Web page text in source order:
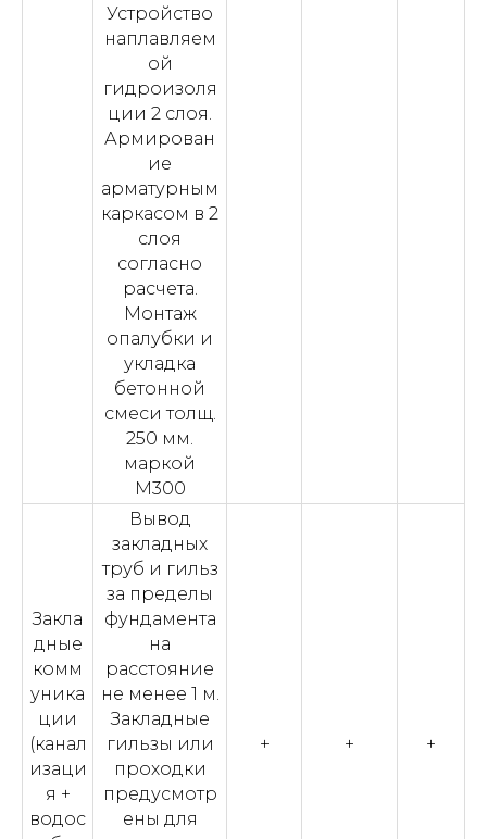
Устройство
наплавляем
ой
гидроизоля
ции 2 слоя.
Армирован
ие
арматурным
каркасом в 2
слоя
согласно
расчета.
Монтаж
опалубки и
укладка
бетонной
смеси толщ.
250 мм.
маркой
М300
Закла
дные
комм
уника
ции
(канал
изаци
я +
водос
Вывод
закладных
труб и гильз
за пределы
фундамента
на
расстояние
не менее 1 м.
Закладные
гильзы или
проходки
предусмотр
ены для
+ + +